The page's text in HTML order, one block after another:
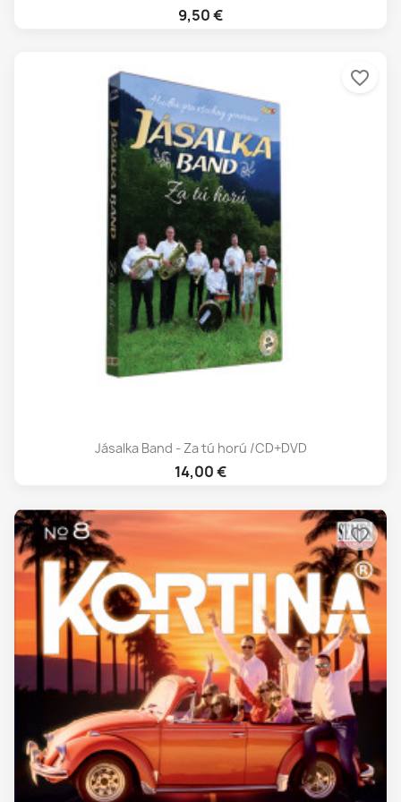
9,50 €
Jásalka Band - Za tú horú /CD+DVD
14,00 €
favorite_border
favorite_border